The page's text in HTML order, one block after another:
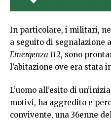
In particolare, i militari,
a seguito di segnalazione
Emergenza 112, sono
l’abitazione ove era stata
L’uomo all’esito di
motivi, ha aggredito e
convivente, una 36enne